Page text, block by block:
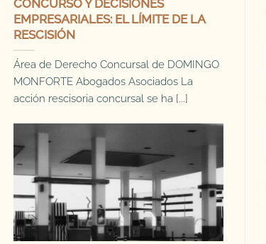
CONCURSO Y DECISIONES
EMPRESARIALES: EL LÍMITE DE LA
RESCISIÓN
Área de Derecho Concursal de DOMINGO
MONFORTE Abogados Asociados La
acción rescisoria concursal se ha [...]